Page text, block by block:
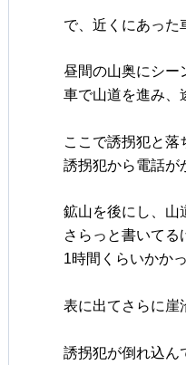
で、近くにあった
昼間の山奥にシー
車で山道を進み、
ここで誘拐犯と落
誘拐犯から電話が
鉱山を後にし、山
さらっと書いてる
1時間くらいかか
表に出てさらに崖
誘拐犯が倒れ込ん